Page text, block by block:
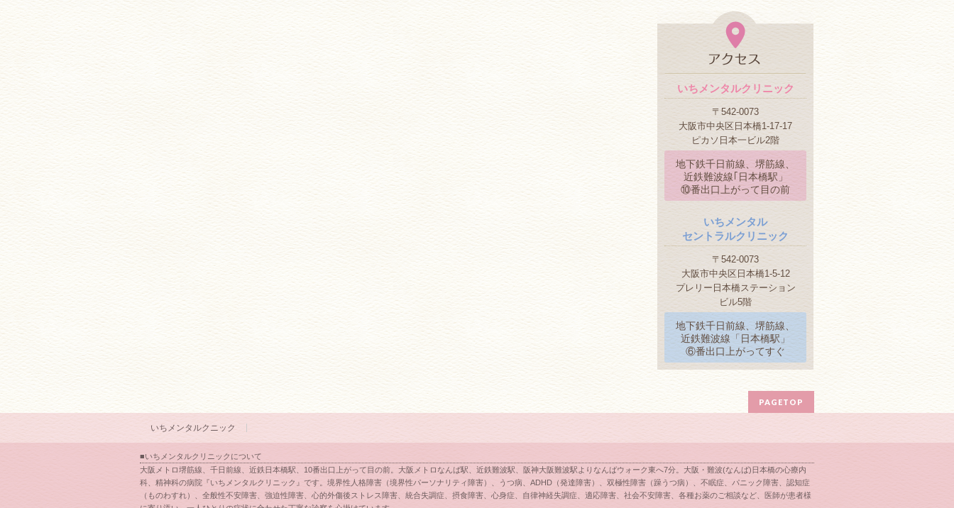
いちメンタルクリニック
〒542-0073
大阪市中央区日本橋1-17-17
ピカソ日本一ビル2階
地下鉄千日前線、堺筋線、
近鉄難波線｢日本橋駅」
⑩番出口上がって目の前
いちメンタル
セントラルクリニック
〒542-0073
大阪市中央区日本橋1-5-12
プレリー日本橋ステーション
ビル5階
地下鉄千日前線、堺筋線、
近鉄難波線「日本橋駅」
⑥番出口上がってすぐ
PAGETOP
いちメンタルクニック
■いちメンタルクリニックについて
大阪メトロ堺筋線、千日前線、近鉄日本橋駅、10番出口上がって目の前。大阪メトロなんば駅、近鉄難波駅、阪神大阪難波駅よりなんばウォーク東へ7分。大阪・難波(なんば)日本橋の心療内
科、精神科の病院『いちメンタルクリニック』です。境界性人格障害（境界性パーソナリティ障害）、うつ病、ADHD（発達障害）、双極性障害（躁うつ病）、不眠症、パニック障害、認知症
（ものわすれ）、全般性不安障害、強迫性障害、心的外傷後ストレス障害、統合失調症、摂食障害、心身症、自律神経失調症、適応障害、社会不安障害、各種お薬のご相談など、医師が患者様